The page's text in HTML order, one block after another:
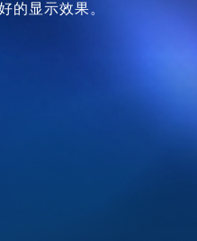
的显示效果。